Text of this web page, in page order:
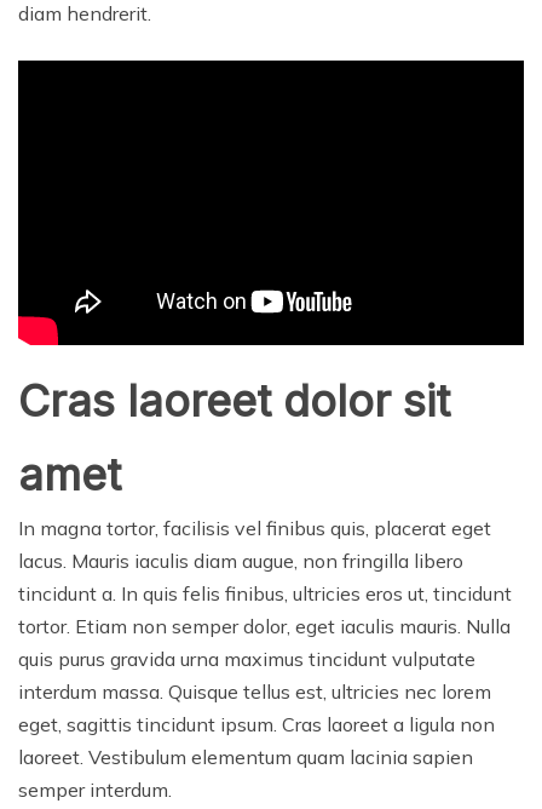
diam hendrerit.
Cras laoreet dolor sit
amet
In magna tortor, facilisis vel finibus quis, placerat eget
lacus. Mauris iaculis diam augue, non fringilla libero
tincidunt a. In quis felis finibus, ultricies eros ut, tincidunt
tortor. Etiam non semper dolor, eget iaculis mauris. Nulla
quis purus gravida urna maximus tincidunt vulputate
interdum massa. Quisque tellus est, ultricies nec lorem
eget, sagittis tincidunt ipsum. Cras laoreet a ligula non
laoreet. Vestibulum elementum quam lacinia sapien
semper interdum.